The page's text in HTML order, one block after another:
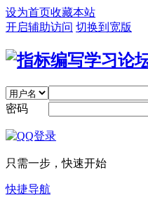
设为首页收藏本站
开启辅助访问 切换到宽版
密码
只需一步，快速开始
快捷导航